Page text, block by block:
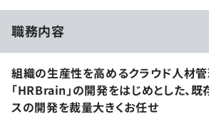
職務内容
組織の生産性を高めるクラウド人材
「HRBrain」の開発をはじめとした、
スの開発を裁量大きくお任せ